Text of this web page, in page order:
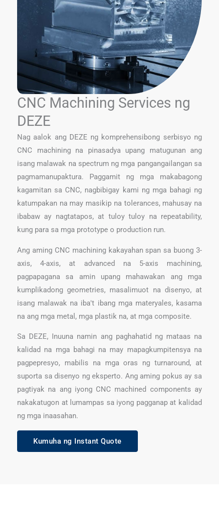
CNC Machining Services ng
DEZE
Nag aalok ang DEZE ng komprehensibong serbisyo ng
CNC machining na pinasadya upang matugunan ang
isang malawak na spectrum ng mga pangangailangan sa
pagmamanupaktura. Paggamit ng mga makabagong
kagamitan sa CNC, nagbibigay kami ng mga bahagi ng
katumpakan na may masikip na tolerances, mahusay na
ibabaw ay nagtatapos, at tuloy tuloy na repeatability,
kung para sa mga prototype o production run.
Ang aming CNC machining kakayahan span sa buong 3-
axis, 4-axis, at advanced na 5-axis machining,
pagpapagana sa amin upang mahawakan ang mga
kumplikadong geometries, masalimuot na disenyo, at
isang malawak na iba't ibang mga materyales, kasama
na ang mga metal, mga plastik na, at mga composite.
Sa DEZE, Inuuna namin ang paghahatid ng mataas na
kalidad na mga bahagi na may mapagkumpitensya na
pagpepresyo, mabilis na mga oras ng turnaround, at
suporta sa disenyo ng eksperto. Ang aming pokus ay sa
pagtiyak na ang iyong CNC machined components ay
nakakatugon at lumampas sa iyong pagganap at kalidad
ng mga inaasahan.
Kumuha ng Instant Quote